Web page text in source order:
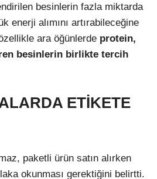
besinlerin fazla miktarda
enerji alımını artırabileceğine
ara öğünlerde protein,
besinlerin birlikte tercih
ETİKETE
paketli ürün satın alırken
okunması gerektiğini belirtti.